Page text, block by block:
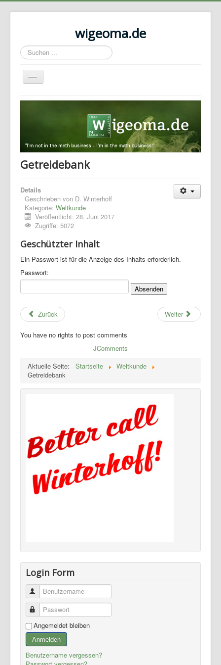
wigeoma.de
Suchen
...
Navigation
an/aus
Home
Weltkunde
Getreidebank
Details
Geschrieben von D. Winterhoff
Kategorie: Weltkunde
Veröffentlicht: 28. Juni 2017
Zugriffe: 5072
Geschützter Inhalt
Ein Passwort ist für die Anzeige des Inhalts erforderlich.
Passwort:
Zurück Weiter
You have no rights to post comments
JComments
Aktuelle Seite:
Startseite
Weltkunde
Getreidebank
Login Form
Benutzername
Passwort
Angemeldet bleiben
Anmelden
Benutzername vergessen?